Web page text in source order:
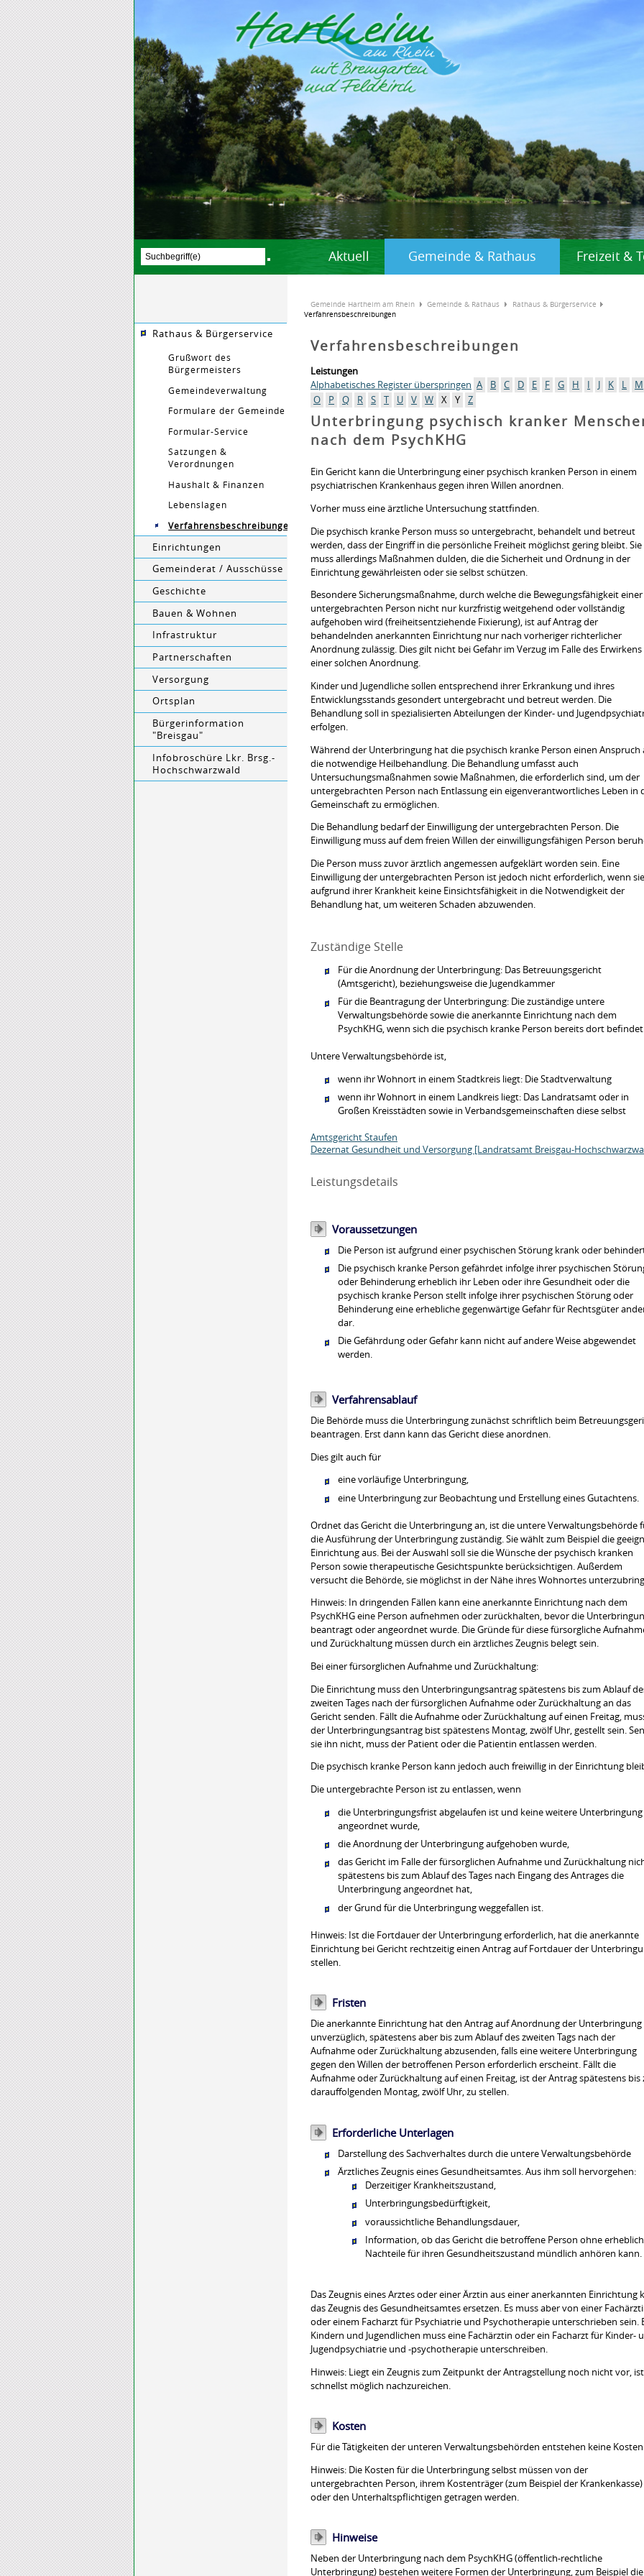
Aktuell Gemeinde & Rathaus Freizeit &
Rathaus & Bürgerservice
Grußwort des
Bürgermeisters
Gemeindeverwaltung
Formulare der Gemeinde
Formular-Service
Satzungen &
Verordnungen
Haushalt & Finanzen
Lebenslagen
Verfahrensbeschreibungen
Einrichtungen
Gemeinderat / Ausschüsse
Geschichte
Bauen & Wohnen
Infrastruktur
Partnerschaften
Versorgung
Ortsplan
Bürgerinformation
"Breisgau"
Infobroschüre Lkr. Brsg.-
Hochschwarzwald
Gemeinde Hartheim am Rhein Gemeinde & Rathaus
Rathaus & Bürgerservice
Verfahrensbeschreibungen
Verfahrensbeschreibungen
Leistungen
Alphabetisches Register überspringen A B C D E F G H I J K L M
O
P Q R S T U V W X Y Z
Unterbringung psychisch kranker
nach dem PsychKHG
Ein Gericht kann die Unterbringung einer psychisch kranken Person in einem
psychiatrischen Krankenhaus gegen ihren Willen anordnen.
Vorher muss eine ärztliche Untersuchung stattfinden.
Die psychisch kranke Person muss so untergebracht, behandelt und betreut
werden, dass der Eingriff in die persönliche Freiheit möglichst gering bleibt. Sie
muss allerdings Maßnahmen dulden, die die Sicherheit und Ordnung in der
Einrichtung gewährleisten oder sie selbst schützen.
Besondere Sicherungsmaßnahme, durch welche die Bewegungsfähigkeit einer
untergebrachten Person nicht nur kurzfristig weitgehend oder vollständig
aufgehoben wird (freiheitsentziehende Fixierung), ist auf Antrag der
behandelnden anerkannten Einrichtung nur nach vorheriger richterlicher
Anordnung zulässig. Dies gilt nicht bei Gefahr im Verzug im Falle des Erwirkens
einer solchen Anordnung.
Kinder und Jugendliche sollen entsprechend ihrer Erkrankung und ihres
Entwicklungsstands gesondert untergebracht und betreut werden. Die
Behandlung soll in spezialisierten Abteilungen der Kinder- und
erfolgen.
Während der Unterbringung hat die psychisch kranke Person einen Anspruch
die notwendige Heilbehandlung. Die Behandlung umfasst auch
Untersuchungsmaßnahmen sowie Maßnahmen, die erforderlich sind, um der
untergebrachten Person nach Entlassung ein eigenverantwortliches Leben in
Gemeinschaft zu ermöglichen.
Die Behandlung bedarf der Einwilligung der untergebrachten Person. Die
Einwilligung muss auf dem freien Willen der einwilligungsfähigen Person
Die Person muss zuvor ärztlich angemessen aufgeklärt worden sein. Eine
Einwilligung der untergebrachten Person ist jedoch nicht erforderlich, wenn sie
aufgrund ihrer Krankheit keine Einsichtsfähigkeit in die Notwendigkeit der
Behandlung hat, um weiteren Schaden abzuwenden.
Zuständige Stelle
Für die Anordnung der Unterbringung: Das Betreuungsgericht
(Amtsgericht), beziehungsweise die Jugendkammer
Für die Beantragung der Unterbringung: Die zuständige untere
Verwaltungsbehörde sowie die anerkannte Einrichtung nach dem
PsychKHG, wenn sich die psychisch kranke Person bereits dort
Untere Verwaltungsbehörde ist,
wenn ihr Wohnort in einem Stadtkreis liegt: Die Stadtverwaltung
wenn ihr Wohnort in einem Landkreis liegt: Das Landratsamt oder in
Großen Kreisstädten sowie in Verbandsgemeinschaften diese selbst
Amtsgericht Staufen
Dezernat Gesundheit und Versorgung [Landratsamt Breisgau-
Leistungsdetails
Voraussetzungen
Die Person ist aufgrund einer psychischen Störung krank oder
Die psychisch kranke Person gefährdet infolge ihrer psychischen
oder Behinderung erheblich ihr Leben oder ihre Gesundheit oder die
psychisch kranke Person stellt infolge ihrer psychischen Störung oder
Behinderung eine erhebliche gegenwärtige Gefahr für Rechtsgüter
dar.
Die Gefährdung oder Gefahr kann nicht auf andere Weise abgewendet
werden.
Verfahrensablauf
Die Behörde muss die Unterbringung zunächst schriftlich beim
beantragen. Erst dann kann das Gericht diese anordnen.
Dies gilt auch für
eine vorläufige Unterbringung,
eine Unterbringung zur Beobachtung und Erstellung eines Gutachtens.
Ordnet das Gericht die Unterbringung an, ist die untere Verwaltungsbehörde
die Ausführung der Unterbringung zuständig.Sie wählt zum Beispiel die
Einrichtung aus. Bei der Auswahl soll sie die Wünsche der psychisch kranken
Person sowie therapeutische Gesichtspunkte berücksichtigen. Außerdem
versucht die Behörde, sie möglichst in der Nähe ihres Wohnortes
Hinweis: In dringenden Fällen kann eine anerkannte Einrichtung nach dem
PsychKHG eine Person aufnehmen oder zurückhalten, bevor die
beantragt oder angeordnet wurde. Die Gründe für diese fürsorgliche
und Zurückhaltung müssen durch ein ärztliches Zeugnis belegt sein.
Bei einer fürsorglichen Aufnahme und Zurückhaltung:
Die Einrichtung muss den Unterbringungsantrag spätestens bis zum Ablauf
zweiten Tages nach der fürsorglichen Aufnahme oder Zurückhaltung an das
Gericht senden. Fällt die Aufnahme oder Zurückhaltung auf einen Freitag,
der Unterbringungsantrag bist spätestens Montag, zwölf Uhr, gestellt sein.
sie ihn nicht, muss der Patient oder die Patientin entlassen werden.
Die psychisch kranke Person kann jedoch auch freiwillig in der Einrichtung
Die untergebrachte Person ist zu entlassen, wenn
die Unterbringungsfrist abgelaufen ist und keine weitere Unterbringung
angeordnet wurde,
die Anordnung der Unterbringung aufgehoben wurde,
das Gericht im Falle der fürsorglichen Aufnahme und Zurückhaltung
spätestens bis zum Ablauf des Tages nach Eingang des Antrages die
Unterbringung angeordnet hat,
der Grund für die Unterbringung weggefallen ist.
Hinweis: Ist die Fortdauer der Unterbringung erforderlich, hat die anerkannte
Einrichtung bei Gericht rechtzeitig einen Antrag auf Fortdauer der
stellen.
Fristen
Die anerkannte Einrichtung hat den Antrag auf Anordnung der Unterbringung
unverzüglich, spätestens aber bis zum Ablauf des zweiten Tags nach der
Aufnahme oder Zurückhaltung abzusenden, falls eine weitere Unterbringung
gegen den Willen der betroffenen Person erforderlich erscheint. Fällt die
Aufnahme oder Zurückhaltung auf einen Freitag, ist der Antrag spätestens bis
darauffolgenden Montag, zwölf Uhr, zu stellen.
Erforderliche Unterlagen
Darstellung des Sachverhaltes durch die untere Verwaltungsbehörde
Ärztliches Zeugnis eines Gesundheitsamtes. Aus ihm soll hervorgehen:
Derzeitiger Krankheitszustand,
Unterbringungsbedürftigkeit,
voraussichtliche Behandlungsdauer,
Information, ob das Gericht die betroffene Person ohne
Nachteile für ihren Gesundheitszustand mündlich anhören kann.
Das Zeugnis eines Arztes oder einer Ärztin aus einer anerkannten Einrichtung
das Zeugnis des Gesundheitsamtes ersetzen. Es muss aber von einer
oder einem Facharzt für Psychiatrie und Psychotherapie unterschrieben sein.
Kindern und Jugendlichen muss eine Fachärztin oder ein Facharzt für Kinder-
Jugendpsychiatrie und -psychotherapie unterschreiben.
Hinweis: Liegt ein Zeugnis zum Zeitpunkt der Antragstellung noch nicht vor,
schnellst möglich nachzureichen.
Kosten
Für die Tätigkeiten der unteren Verwaltungsbehörden entstehen keine
Hinweis: Die Kosten für die Unterbringung selbst müssen von der
untergebrachten Person, ihrem Kostenträger (zum Beispiel der Krankenkasse)
oder den Unterhaltspflichtigen getragen werden.
Hinweise
Neben der Unterbringung nach dem PsychKHG (öffentlich-rechtliche
Unterbringung) bestehen weitere Formen der Unterbringung, zum Beispiel die